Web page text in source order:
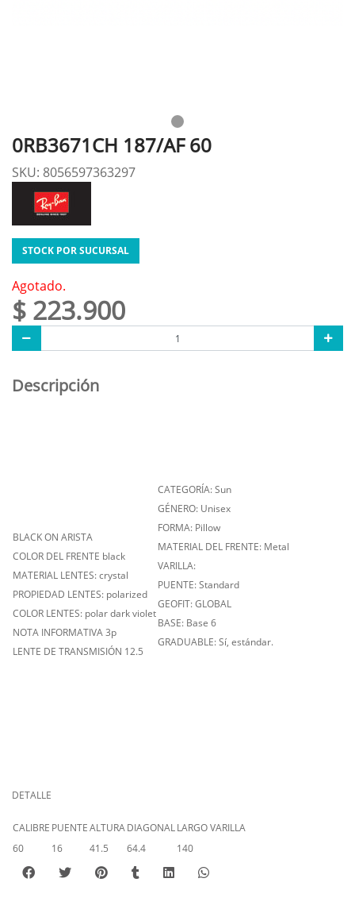
0RB3671CH 187/AF 60
SKU: 8056597363297
STOCK POR SUCURSAL
Agotado.
$ 223.900
Descripción
BLACK ON ARISTA
COLOR DEL FRENTE black
MATERIAL LENTES: crystal
PROPIEDAD LENTES: polarized
COLOR LENTES: polar dark violet
NOTA INFORMATIVA 3p
LENTE DE TRANSMISIÓN 12.5
CATEGORÍA: Sun
GÉNERO: Unisex
FORMA: Pillow
MATERIAL DEL FRENTE: Metal
VARILLA:
PUENTE: Standard
GEOFIT: GLOBAL
BASE: Base 6
GRADUABLE: Sí, estándar.
DETALLE
CALIBRE PUENTEALTURADIAGONALLARGO VARILLA
60
16 41.5 64.4 140